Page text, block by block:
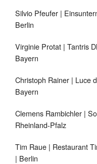
Silvio Pfeufer |
Berlin
Virginie Protat | Tantris
Bayern
Christoph Rainer | Luce
Bayern
Clemens Rambichler |
Rheinland-Pfalz
Tim Raue | Restaurant
| Berlin